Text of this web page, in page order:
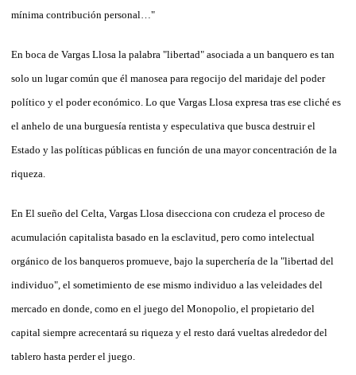
mínima contribución personal…"
En boca de Vargas Llosa la palabra "libertad" asociada a un banquero es tan
solo un lugar común que él manosea para regocijo del maridaje del poder
político y el poder económico. Lo que Vargas Llosa expresa tras ese cliché es
el anhelo de una burguesía rentista y especulativa que busca destruir el
Estado y las políticas públicas en función de una mayor concentración de la
riqueza.
En El sueño del Celta, Vargas Llosa disecciona con crudeza el proceso de
acumulación capitalista basado en la esclavitud, pero como intelectual
orgánico de los banqueros promueve, bajo la superchería de la "libertad del
individuo", el sometimiento de ese mismo individuo a las veleidades del
mercado en donde, como en el juego del Monopolio, el propietario del
capital siempre acrecentará su riqueza y el resto dará vueltas alrededor del
tablero hasta perder el juego.